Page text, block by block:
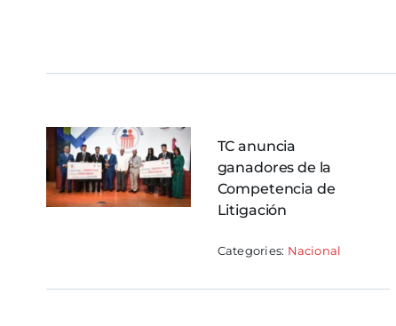
TC anuncia
ganadores de la
Competencia de
Litigación
Categories: Nacional